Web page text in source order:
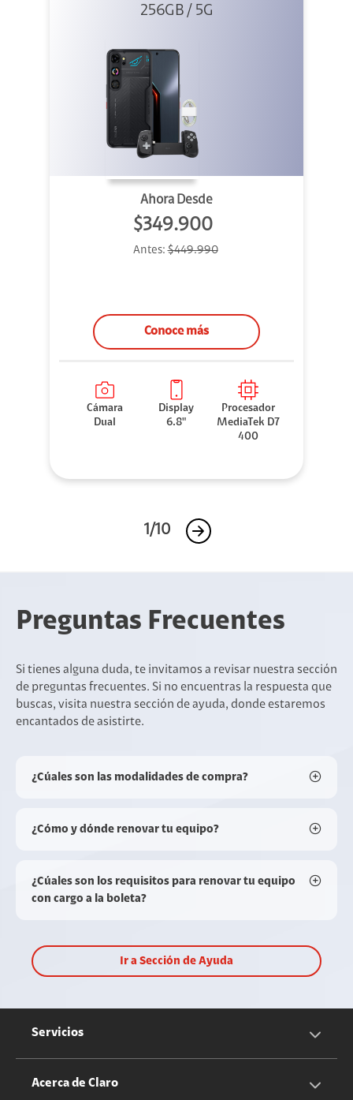
Negro + GPAD +
256GB / 5G
Ahora Desde
$349.900
Antes:$449.990
Conoce más
Cámara
Dual
Display
6.8"
Procesador
MediaTek D7
400
1/10
Preguntas Frecuentes
Si tienes alguna duda, te invitamos a revisar nuestra sección
de preguntas frecuentes. Si no encuentras la respuesta que
buscas, visita nuestra sección de ayuda, donde estaremos
encantados de asistirte.
¿Cúales son las modalidades de compra?
¿Cómo y dónde renovar tu equipo?
¿Cúales son los requisitos para renovar tu equipo
con cargo a la boleta?
Ir a Sección de Ayuda
Servicios
Servicios Móviles
Acerca de Claro